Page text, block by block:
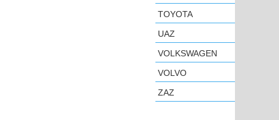
TOYOTA
UAZ
VOLKSWAGEN
VOLVO
ZAZ